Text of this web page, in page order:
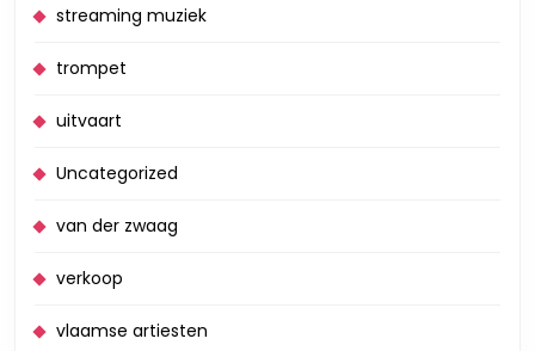
streaming muziek
trompet
uitvaart
Uncategorized
van der zwaag
verkoop
vlaamse artiesten